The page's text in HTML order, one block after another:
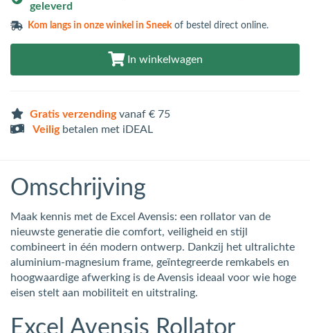
geleverd
Kom langs inonze winkel in Sneekof bestel direct online.
In winkelwagen
Gratis verzendingvanaf € 75
Veiligbetalen met iDEAL
Omschrijving
Maak kennis met de Excel Avensis: een rollator van de
nieuwste generatie die comfort, veiligheid en stijl
combineert in één modern ontwerp. Dankzij het ultralichte
aluminium-magnesium frame, geïntegreerde remkabels en
hoogwaardige afwerking is de Avensis ideaal voor wie hoge
eisen stelt aan mobiliteit en uitstraling.
Excel Avensis Rollator